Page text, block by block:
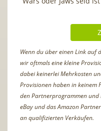
Wenn du über einen Link auf
wir oftmals eine kleine
dabei keinerlei Mehrkosten
Provisionen haben in keinem
den Partnerprogrammen
eBay und das Amazon
an qualifizierten Verkäufen.